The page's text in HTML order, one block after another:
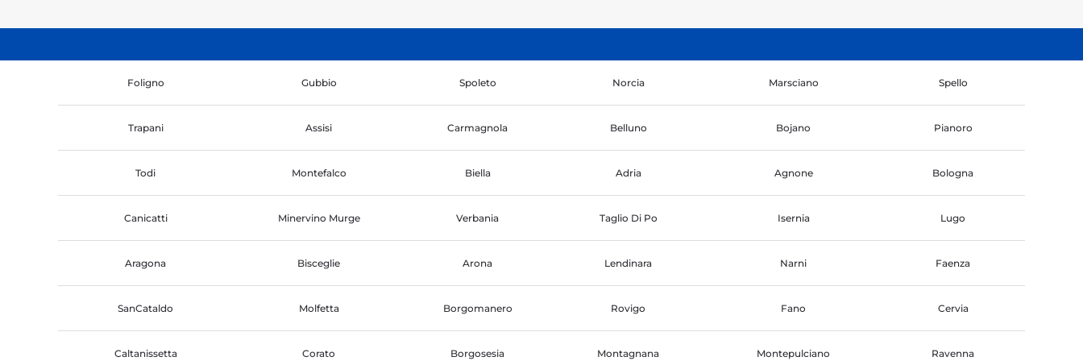
Foligno Gubbio Spoleto Norcia Marsciano Spello
Trapani Assisi Carmagnola Belluno Bojano Pianoro
Todi Montefalco Biella Adria Agnone Bologna
Canicatti Minervino Murge Verbania Taglio Di Po Isernia Lugo
Aragona Bisceglie Arona Lendinara Narni Faenza
SanCataldo Molfetta Borgomanero Rovigo Fano Cervia
Caltanissetta Corato Borgosesia Montagnana Montepulciano Ravenna